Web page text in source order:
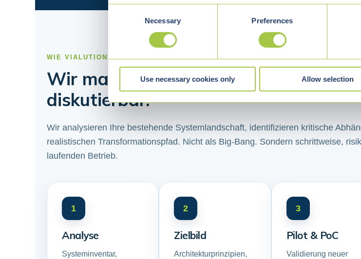
C
e
e
e
i
n
Necessary Preferences
Use necessary cookies only Allow selection
WIE VIALUTIONS UNTERSTÜTZT
Wir machen digitale Souveränität
diskutierbar.
Wir analysieren Ihre bestehende Systemlandschaft, identifizieren kritische
realistischen Transformationspfad. Nicht als Big-Bang. Sondern schrittweise,
laufenden Betrieb.
1
Analyse
Systeminventar,
2
Zielbild
Architekturprinzipien,
3
Pilot & PoC
Validierung neuer